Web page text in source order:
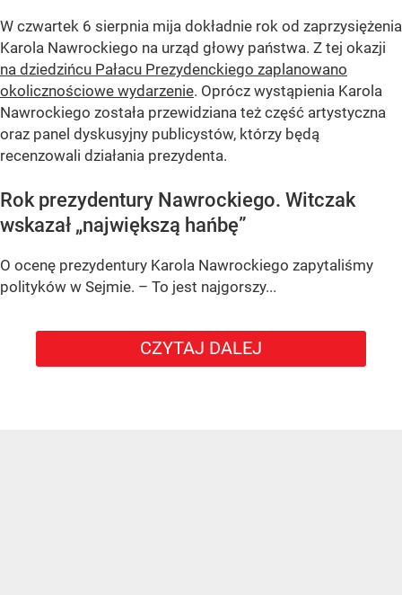
W czwartek 6 sierpnia mija dokładnie rok od zaprzysiężenia
Karola Nawrockiego na urząd głowy państwa. Z tej okazji
na dziedzińcu Pałacu Prezydenckiego zaplanowano
okolicznościowe wydarzenie. Oprócz wystąpienia Karola
Nawrockiego została przewidziana też część artystyczna
oraz panel dyskusyjny publicystów, którzy będą
recenzowali działania prezydenta.
Rok prezydentury Nawrockiego. Witczak
wskazał „największą hańbę”
O ocenę prezydentury Karola Nawrockiego zapytaliśmy
polityków w Sejmie. – To jest najgorszy...
CZYTAJ DALEJ